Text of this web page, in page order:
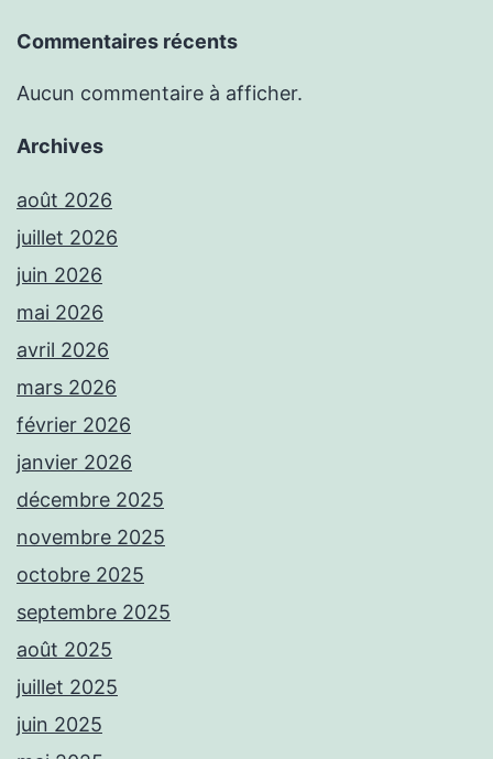
Commentaires récents
Aucun commentaire à afficher.
Archives
août 2026
juillet 2026
juin 2026
mai 2026
avril 2026
mars 2026
février 2026
janvier 2026
décembre 2025
novembre 2025
octobre 2025
septembre 2025
août 2025
juillet 2025
juin 2025